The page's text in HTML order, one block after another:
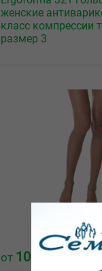
женские
класс компрессии
размер 3
от 1032.00